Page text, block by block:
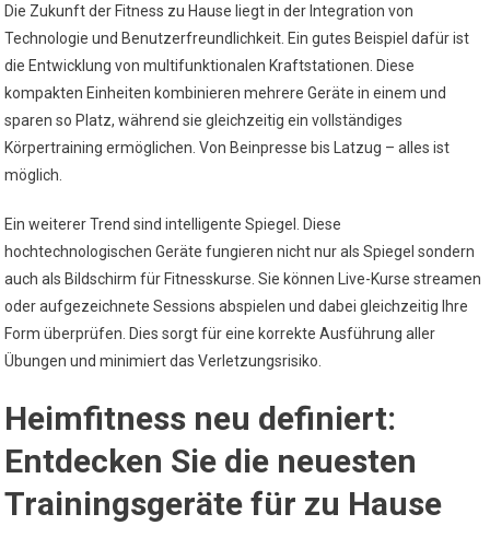
Die Zukunft der Fitness zu Hause liegt in der Integration von
Technologie und Benutzerfreundlichkeit. Ein gutes Beispiel dafür ist
die Entwicklung von multifunktionalen Kraftstationen. Diese
kompakten Einheiten kombinieren mehrere Geräte in einem und
sparen so Platz, während sie gleichzeitig ein vollständiges
Körpertraining ermöglichen. Von Beinpresse bis Latzug – alles ist
möglich.
Ein weiterer Trend sind intelligente Spiegel. Diese
hochtechnologischen Geräte fungieren nicht nur als Spiegel sondern
auch als Bildschirm für Fitnesskurse. Sie können Live-Kurse streamen
oder aufgezeichnete Sessions abspielen und dabei gleichzeitig Ihre
Form überprüfen. Dies sorgt für eine korrekte Ausführung aller
Übungen und minimiert das Verletzungsrisiko.
Heimfitness neu definiert:
Entdecken Sie die neuesten
Trainingsgeräte für zu Hause